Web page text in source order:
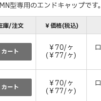
型専用のエンドキャップです。
庫/注文 ￥価格(税込)
カート ￥70/ヶ
(￥77/ヶ)
カート ￥70/ヶ
(￥77/ヶ)